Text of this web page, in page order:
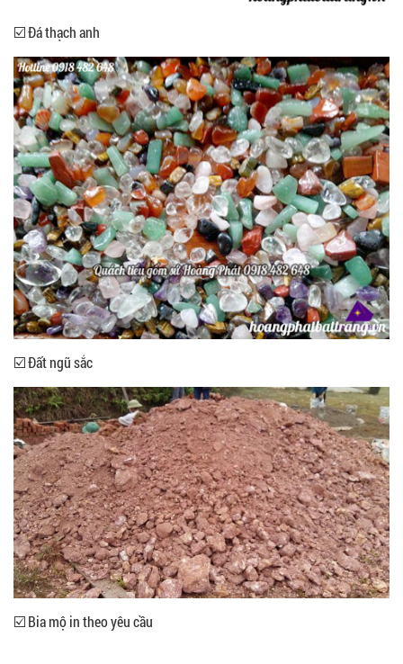
☑️ Đá thạch anh
☑️ Đất ngũ sắc
☑️ Bia mộ in theo yêu cầu